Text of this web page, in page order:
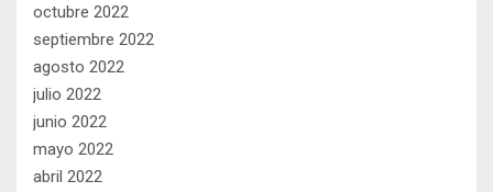
octubre 2022
septiembre 2022
agosto 2022
julio 2022
junio 2022
mayo 2022
abril 2022